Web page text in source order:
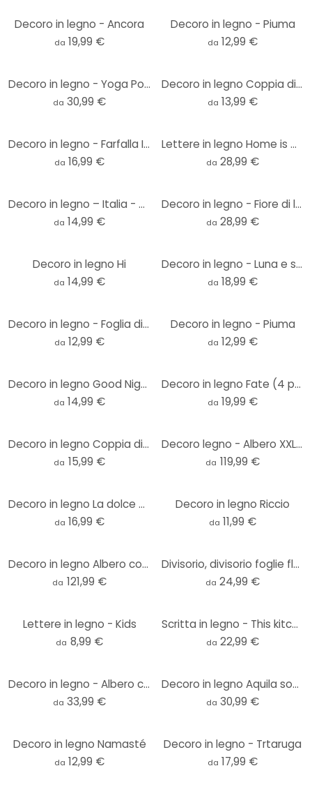
Decoro in legno - Ancora
da 19,99 €
Decoro in legno - Piuma
da 12,99 €
Decoro in legno - Yoga Pose 02
da 30,99 €
Decoro in legno Coppia di uccelli innamorati
da 13,99 €
Decoro in legno - Farfalla Isabella
da 16,99 €
Lettere in legno Home is where the heart is
da 28,99 €
Decoro in legno – Italia - mogano
da 14,99 €
Decoro in legno - Fiore di loto - pioppo
da 28,99 €
Decoro in legno Hi
da 14,99 €
Decoro in legno - Luna e stelle
da 18,99 €
Decoro in legno - Foglia di frassino
da 12,99 €
Decoro in legno - Piuma
da 12,99 €
Decoro in legno Good Night
da 14,99 €
Decoro in legno Fate (4 pezzi)
da 19,99 €
Decoro in legno Coppia di uccelli innamorati
da 15,99 €
Decoro legno - Albero XXL (20 pezzi)
da 119,99 €
Decoro in legno La dolce Vita - modern
da 16,99 €
Decoro in legno Riccio
da 11,99 €
Decoro in legno Albero con cuori
da 121,99 €
Divisorio, divisorio foglie floreali - legno di pioppo
da 24,99 €
Lettere in legno - Kids
da 8,99 €
Scritta in legno - This kitchen is for dancing
da 22,99 €
Decoro in legno - Albero con radici
da 33,99 €
Decoro in legno Aquila sopra le montagne
da 30,99 €
Decoro in legno Namasté
da 12,99 €
Decoro in legno - Trtaruga
da 17,99 €